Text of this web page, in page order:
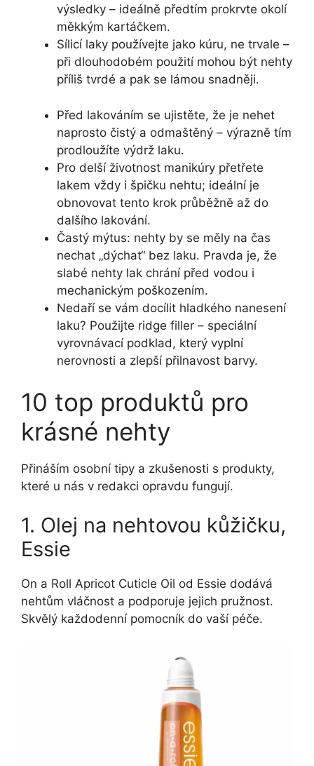
výsledky – ideálně předtím prokrvte okolí
měkkým kartáčkem.
Sílicí laky používejte jako kúru, ne trvale –
při dlouhodobém použití mohou být nehty
příliš tvrdé a pak se lámou snadněji.
Před lakováním se ujistěte, že je nehet
naprosto čistý a odmaštěný – výrazně tím
prodloužíte výdrž laku.
Pro delší životnost manikúry přetřete
lakem vždy i špičku nehtu; ideální je
obnovovat tento krok průběžně až do
dalšího lakování.
Častý mýtus: nehty by se měly na čas
nechat „dýchat“ bez laku. Pravda je, že
slabé nehty lak chrání před vodou i
mechanickým poškozením.
Nedaří se vám docílit hladkého nanesení
laku? Použijte ridge filler – speciální
vyrovnávací podklad, který vyplní
nerovnosti a zlepší přilnavost barvy.
10 top produktů pro
krásné nehty
Přináším osobní tipy a zkušenosti s produkty,
které u nás v redakci opravdu fungují.
1. Olej na nehtovou kůžičku,
Essie
On a Roll Apricot Cuticle Oil od Essie dodává
nehtům vláčnost a podporuje jejich pružnost.
Skvělý každodenní pomocník do vaší péče.